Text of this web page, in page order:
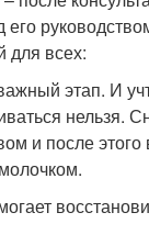
его
для всех:
этап. И
нельзя.
и после этого